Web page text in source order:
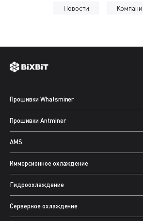
Новости
Прошивки Whatsminer
Прошивки Antminer
AMS
Иммерсионное охлаждение
Гидроохлаждение
Серверное охлаждение